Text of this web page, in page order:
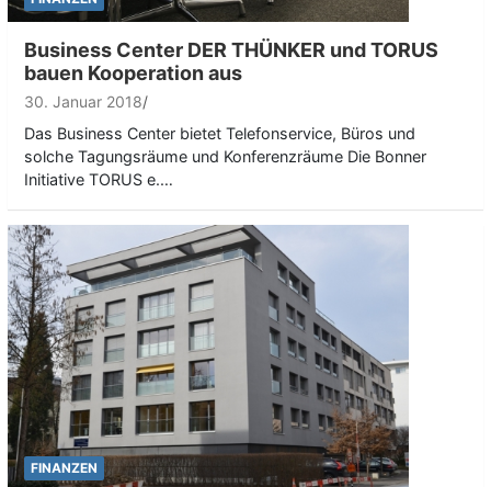
Business Center DER THÜNKER und TORUS
bauen Kooperation aus
30. Januar 2018
Das Business Center bietet Telefonservice, Büros und
solche Tagungsräume und Konferenzräume Die Bonner
Initiative TORUS e.…
FINANZEN